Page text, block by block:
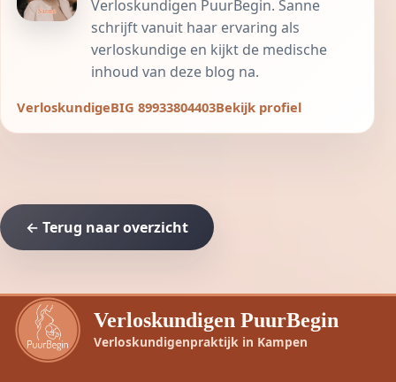
Verloskundigen PuurBegin. Sanne
schrijft vanuit haar ervaring als
verloskundige en kijkt de medische
inhoud van deze blog na.
VerloskundigeBIG 89933804403Bekijk profiel
← Terug naar overzicht
Verloskundigen PuurBegin
Verloskundigenpraktijk in Kampen